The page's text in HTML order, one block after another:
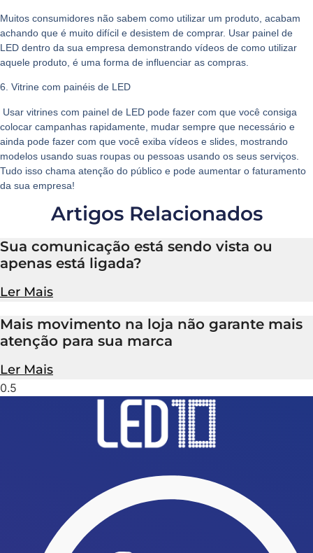
Muitos consumidores não sabem como utilizar um produto, acabam
achando que é muito difícil e desistem de comprar. Usar painel de
LED dentro da sua empresa demonstrando vídeos de como utilizar
aquele produto, é uma forma de influenciar as compras.
6. Vitrine com painéis de LED
Usar vitrines com painel de LED pode fazer com que você consiga
colocar campanhas rapidamente, mudar sempre que necessário e
ainda pode fazer com que você exiba vídeos e slides, mostrando
modelos usando suas roupas ou pessoas usando os seus serviços.
Tudo isso chama atenção do público e pode aumentar o faturamento
da sua empresa!
Artigos Relacionados
Sua comunicação está sendo vista ou
apenas está ligada?
Ler Mais
Mais movimento na loja não garante mais
atenção para sua marca
Ler Mais